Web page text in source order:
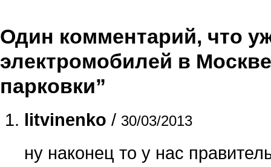
Один комментарий, что
электромобилей в
парковки”
litvinenko / 30/03/2013
ну наконец то у нас